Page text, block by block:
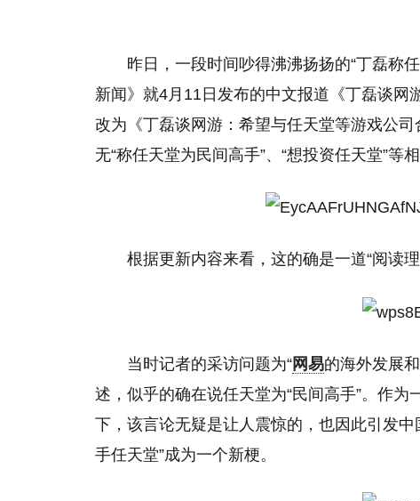
昨日，一段时间吵得沸沸扬扬的“丁磊称
新闻》就4月11日发布的中文报道《丁磊谈网
改为《丁磊谈网游：希望与任天堂等游戏公
无“称任天堂为民间高手”、“想投资任天堂”等相
根据更新内容来看，这的确是一道“阅读
当时记者的采访问题为“网易的海外发展
述，似乎的确在说任天堂为“民间高手”。作
下，该言论无疑是让人震惊的，也因此引发
手任天堂”成为一个新梗。